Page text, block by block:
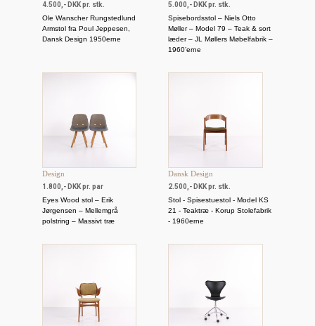
4.500,- DKK pr. stk.
Ole Wanscher Rungstedlund
Armstol fra Poul Jeppesen,
Dansk Design 1950erne
5.000,- DKK pr. stk.
Spisebordsstol – Niels Otto
Møller – Model 79 – Teak & sort
læder – JL Møllers Møbelfabrik –
1960’erne
Design
1.800,- DKK pr. par
Eyes Wood stol – Erik
Jørgensen – Mellemgrå
polstring – Massivt træ
Dansk Design
2.500,- DKK pr. stk.
Stol - Spisestuestol - Model KS
21 - Teaktræ - Korup Stolefabrik
- 1960erne